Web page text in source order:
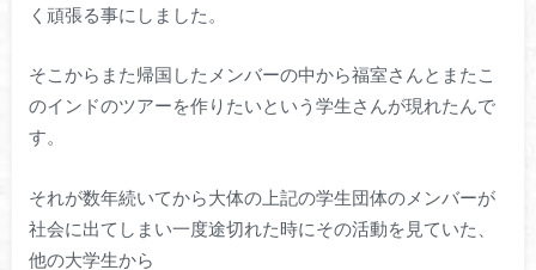
く頑張る事にしました。
そこからまた帰国したメンバーの中から福室さんとまたこ
のインドのツアーを作りたいという学生さんが現れたんで
す。
それが数年続いてから大体の上記の学生団体のメンバーが
社会に出てしまい一度途切れた時にその活動を見ていた、
他の大学生から